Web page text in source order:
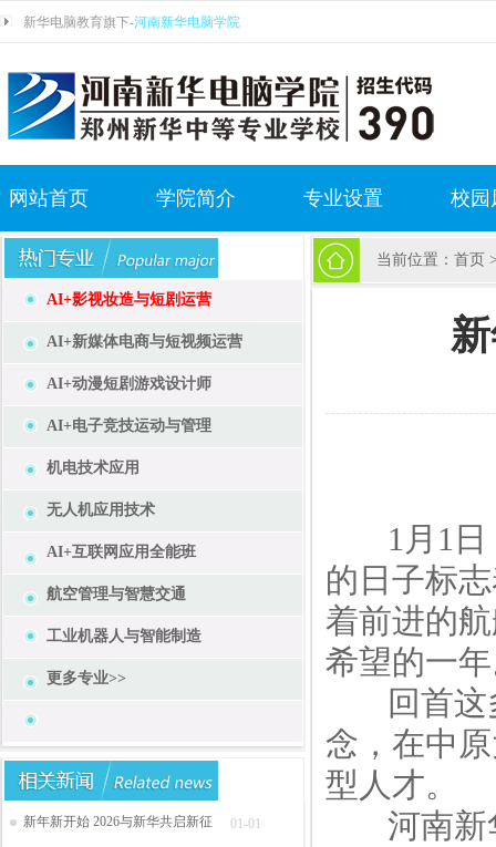
新华电脑教育旗下-河南新华电脑学院
网站首页 学院简介 专业设置 校园
AI+影视妆造与短剧运营
AI+新媒体电商与短视频运营
AI+动漫短剧游戏设计师
AI+电子竞技运动与管理
机电技术应用
无人机应用技术
AI+互联网应用全能班
航空管理与智慧交通
工业机器人与智能制造
更多专业>>
新年新开始 2026与新华共启新征 01-01
当前位置： 首页
1月1日，
的日子标
着前进的
希望的一
回首这多
念，在中
型人才。
河南新华